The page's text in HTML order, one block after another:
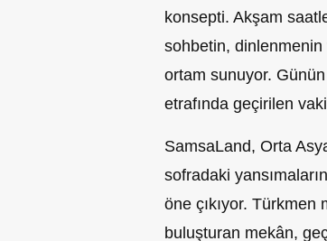
konsepti. Akşam
sohbetin, dinlenmenin
ortam sunuyor.
etrafında geçirilen
SamsaLand, Orta
sofradaki
öne çıkıyor. Türkmen
buluşturan mekân,